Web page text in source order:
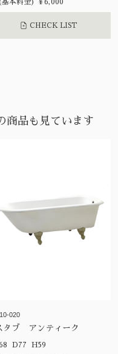
基本料金) ¥6,000
CHECK LIST
商品も見ています
020
タブ アンティーク
W168 D77 H59